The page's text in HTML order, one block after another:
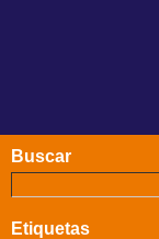
Buscar
Etiquetas